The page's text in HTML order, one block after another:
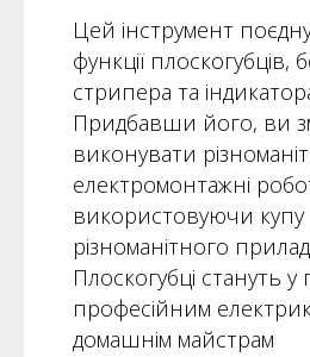
Цей інструмент
функції плоскогубців,
стрипера та
Придбавши його, ви
виконувати
електромонтажні
використовуючи купу
різноманітного
Плоскогубці стануть у
професійним
домашнім майстрам